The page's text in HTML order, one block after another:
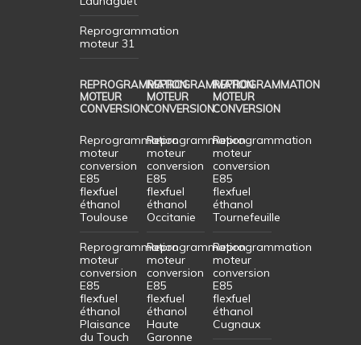
Reprogrammation
moteur 31
REPROGRAMMATION
MOTEUR
CONVERSION
Reprogrammation
moteur
conversion
E85
flexfuel
éthanol
Toulouse
Reprogrammation
moteur
conversion
E85
flexfuel
éthanol
Plaisance
du Touch
REPROGRAMMATION
MOTEUR
CONVERSION
Reprogrammation
moteur
conversion
E85
flexfuel
éthanol
Occitanie
Reprogrammation
moteur
conversion
E85
flexfuel
éthanol
Haute
Garonne
REPROGRAMMATION
MOTEUR
CONVERSION
Reprogrammation
moteur
conversion
E85
flexfuel
éthanol
Tournefeuille
Reprogrammation
moteur
conversion
E85
flexfuel
éthanol
Cugnaux